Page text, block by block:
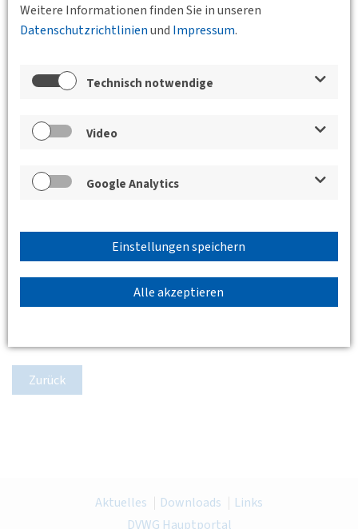
Weitere Informationen finden Sie in unseren
Datenschutzrichtlinienund Impressum.
Technisch notwendige
Video
Google Analytics
Einstellungen speichern
Alle akzeptieren
Zurück
Aktuelles Downloads
Links
DVWG Hauptportal